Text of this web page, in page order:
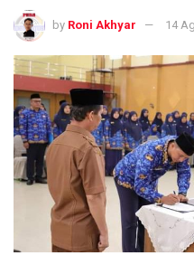
by Roni Akhyar 14